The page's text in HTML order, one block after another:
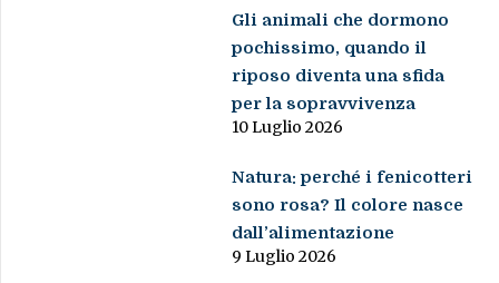
Natura: perché i fenicotteri
sono rosa? Il colore nasce
dall’alimentazione
9 Luglio 2026
Sant’Arsenio, la polizia
municipale salva un
piccolo falco
6 Luglio 2026